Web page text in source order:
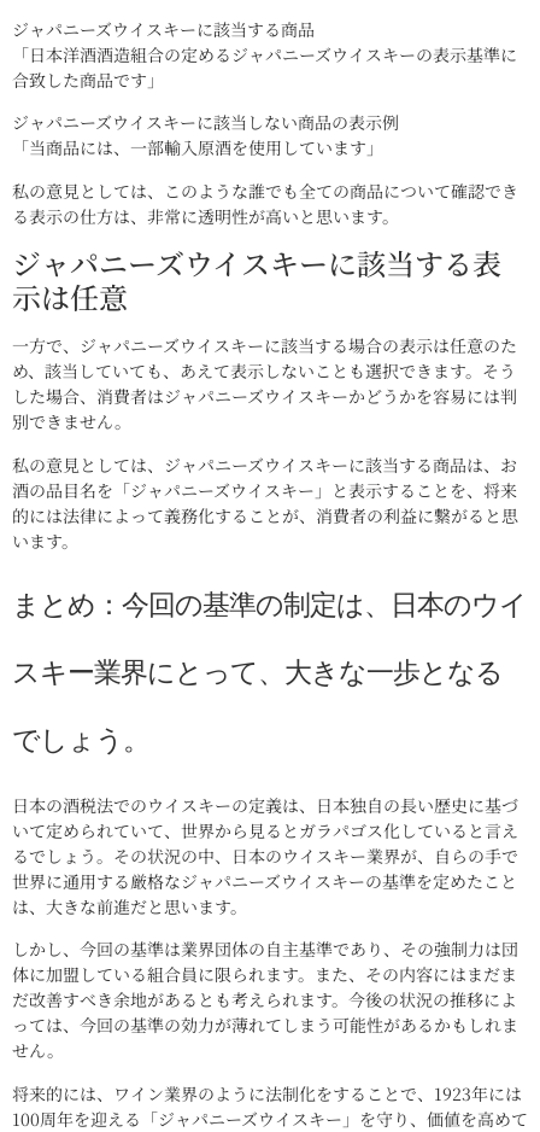
ジャパニーズウイスキーに該当する商品
「日本洋酒酒造組合の定めるジャパニーズウイスキーの表示基準に
合致した商品です」
ジャパニーズウイスキーに該当しない商品の表示例
「当商品には、一部輸入原酒を使用しています」
私の意見としては、このような誰でも全ての商品について確認でき
る表示の仕方は、非常に透明性が高いと思います。
ジャパニーズウイスキーに該当する表
示は任意
一方で、ジャパニーズウイスキーに該当する場合の表示は任意のた
め、該当していても、あえて表示しないことも選択できます。そう
した場合、消費者はジャパニーズウイスキーかどうかを容易には判
別できません。
私の意見としては、ジャパニーズウイスキーに該当する商品は、お
酒の品目名を「ジャパニーズウイスキー」と表示することを、将来
的には法律によって義務化することが、消費者の利益に繋がると思
います。
まとめ：今回の基準の制定は、日本のウイ
スキー業界にとって、大きな一歩となる
でしょう。
日本の酒税法でのウイスキーの定義は、日本独自の長い歴史に基づ
いて定められていて、世界から見るとガラパゴス化していると言え
るでしょう。その状況の中、日本のウイスキー業界が、自らの手で
世界に通用する厳格なジャパニーズウイスキーの基準を定めたこと
は、大きな前進だと思います。
しかし、今回の基準は業界団体の自主基準であり、その強制力は団
体に加盟している組合員に限られます。また、その内容にはまだま
だ改善すべき余地があるとも考えられます。今後の状況の推移によ
っては、今回の基準の効力が薄れてしまう可能性があるかもしれま
せん。
将来的には、ワイン業界のように法制化をすることで、1923年には
100周年を迎える「ジャパニーズウイスキー」を守り、価値を高めて